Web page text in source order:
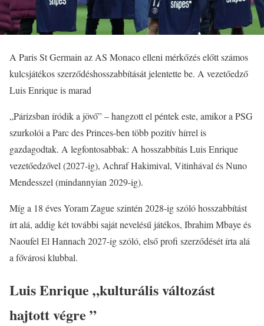
A Paris St Germain az AS Monaco elleni mérkőzés előtt számos
kulcsjátékos szerződéshosszabbítását jelentette be. A vezetőedző
Luis Enrique is marad
„Párizsban íródik a jövő” – hangzott el péntek este, amikor a PSG
szurkolói a Parc des Princes-ben több pozitív hírrel is
gazdagodtak. A legfontosabbak: A hosszabbítás Luis Enrique
vezetőedzővel (2027-ig), Achraf Hakimival, Vitinhával és Nuno
Mendesszel (mindannyian 2029-ig).
Míg a 18 éves Yoram Zague szintén 2028-ig szóló hosszabbítást
írt alá, addig két további saját nevelésű játékos, Ibrahim Mbaye és
Naoufel El Hannach 2027-ig szóló, első profi szerződését írta alá
a fővárosi klubbal.
Luis Enrique „kulturális változást
hajtott végre ”